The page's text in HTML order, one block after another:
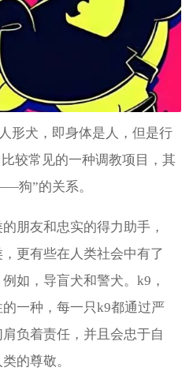
形犬，即身体是人，但是行
较常见的一种调教项目，其
狗”的关系。
朋友和忠实的得力助手，
更有些在人类社会中有了
如，导盲犬和警犬。k9，
一种，每一只k9都通过严
负着责任，并且会忠于自
的尊敬。